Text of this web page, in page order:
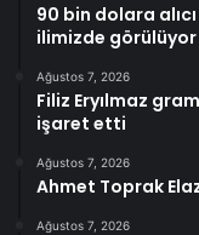
90 bin dolara
ilimizde görülüyor
Ağustos 7, 2026
Filiz Eryılmaz
işaret etti
Ağustos 7, 2026
Ahmet Toprak
Ağustos 7, 2026